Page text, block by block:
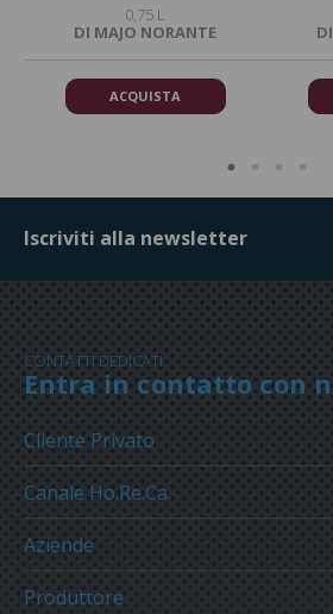
0,75 L
DI MAJO NORANTE
ACQUISTA
Iscriviti alla newsletter
CONTATTI DEDICATI
Entra in contatto con
Cliente Privato
Canale Ho.Re.Ca.
Aziende
Produttore